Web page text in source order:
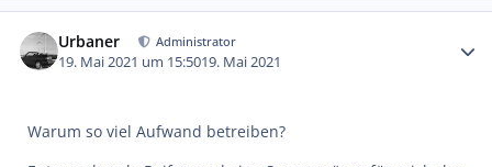
Urbaner Administrator
19. Mai 2021 um 15:5019. Mai 2021
Warum so viel Aufwand betreiben?